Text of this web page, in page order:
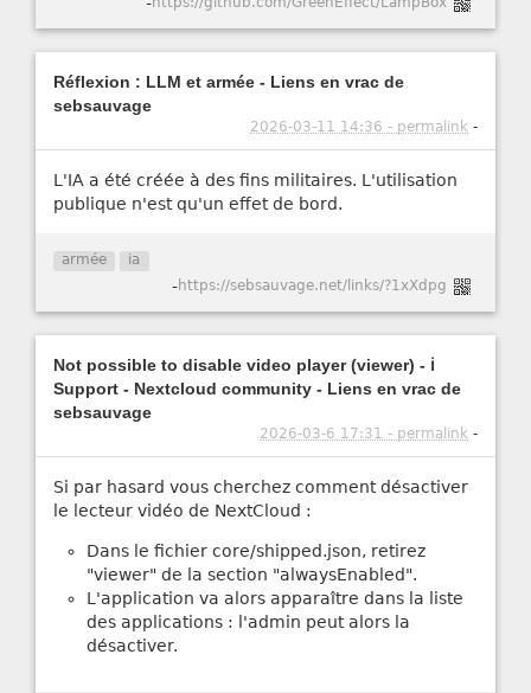
Réflexion : LLM et armée - Liens en vrac de
sebsauvage
2026-03-11 14:36 - permalink -
L'IA a été créée à des fins militaires. L'utilisation
publique n'est qu'un effet de bord.
armée ia
-https://sebsauvage.net/links/?1xXdpg
Not possible to disable video player (viewer) - ℹ️
Support - Nextcloud community - Liens en vrac de
sebsauvage
2026-03-6 17:31 - permalink -
Si par hasard vous cherchez comment désactiver
le lecteur vidéo de NextCloud :
Dans le fichier core/shipped.json, retirez
"viewer" de la section "alwaysEnabled".
L'application va alors apparaître dans la liste
des applications : l'admin peut alors la
désactiver.